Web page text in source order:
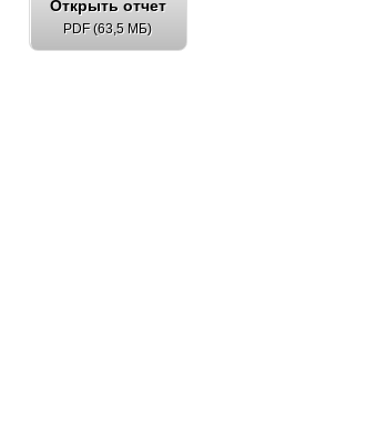
Открыть отчет
PDF (63,5 МБ)